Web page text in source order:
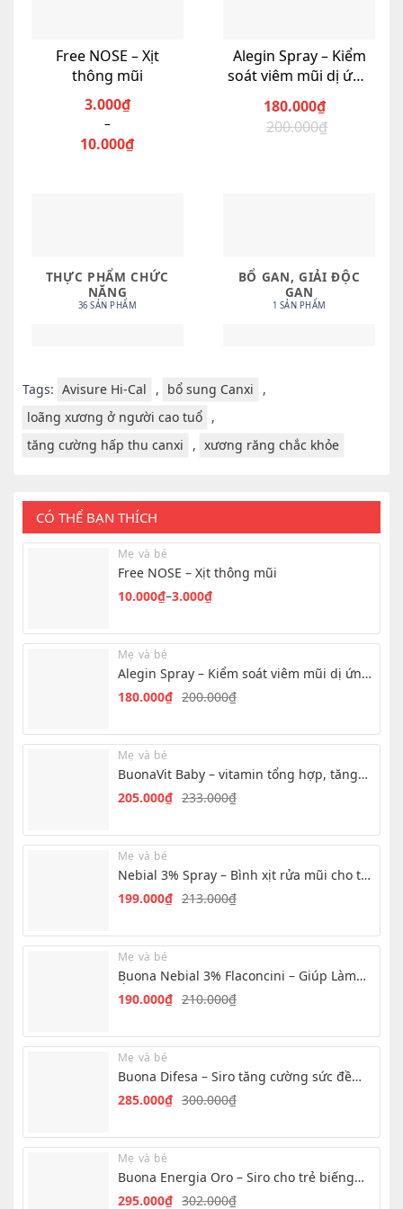
Free NOSE – Xịt
thông mũi
3.000₫
–
10.000₫
giá:
biến
thể.
Các
thể
được
trên
phẩm
Alegin Spray – Kiểm
soát viêm mũi dị ứng
200.000₫
Giá
180.000₫
Giá
THỰC PHẨM CHỨC
NĂNG
36 SẢN PHẨM
BỔ GAN, GIẢI ĐỘC
GAN
1 SẢN PHẨM
Tags: Avisure Hi-Cal , bổ sung Canxi
,
loãng xương ở người cao tuổ ,
tăng cường hấp thu canxi
, xương răng chắc khỏe
CÓ THỂ BẠN THÍCH
Mẹ và bé
Free NOSE – Xịt thông mũi
3.000₫
–
10.000₫
Khoảng
từ
3.000₫
Mẹ và bé
Alegin Spray – Kiểm soát viêm mũi dị ứng
hiệu quả 200.000₫
Giá
là:
200.000₫.
180.000₫
Giá
tại
là:
180.000₫.
Mẹ và bé
BuonaVit Baby – vitamin tổng hợp, tăng
chuyển hóa cho bé
233.000₫
Giá
là:
233.000₫.
205.000₫
Giá
tại
là:
205.000₫.
Mẹ và bé
Nebial 3% Spray – Bình xịt rửa mũi cho trẻ
hiệu quả nhanh
213.000₫
Giá
là:
213.000₫.
199.000₫
Giá
tại
là:
199.000₫.
Mẹ và bé
Buona Nebial 3% Flaconcini – Giúp Làm
Ẩm, Làm Sạch Mũi Hàng Ngày
210.000₫
Giá
là:
210.000₫.
190.000₫
Giá
tại
là:
190.000₫.
Mẹ và bé
Buona Difesa – Siro tăng cường sức đề
kháng cho trẻ300.000₫
Giá
là:
300.000₫.
285.000₫
Giá
tại
là:
285.000₫.
Mẹ và bé
Buona Energia Oro – Siro cho trẻ biếng
ăn, chậm tăng cân
302.000₫
295.000₫